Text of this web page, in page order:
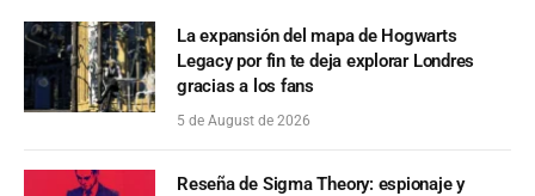
La expansión del mapa de Hogwarts
Legacy por fin te deja explorar Londres
gracias a los fans
5 de August de 2026
Reseña de Sigma Theory: espionaje y